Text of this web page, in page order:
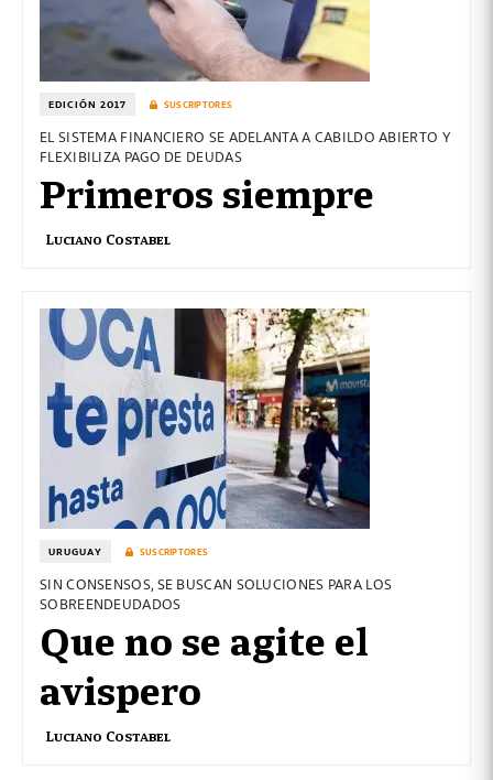
EDICIÓN 2017 SUSCRIPTORES
EL SISTEMA FINANCIERO SE ADELANTA A CABILDO ABIERTO Y
FLEXIBILIZA PAGO DE DEUDAS
Primeros siempre
Luciano Costabel
URUGUAY SUSCRIPTORES
SIN CONSENSOS, SE BUSCAN SOLUCIONES PARA LOS
SOBREENDEUDADOS
Que no se agite el
avispero
Luciano Costabel